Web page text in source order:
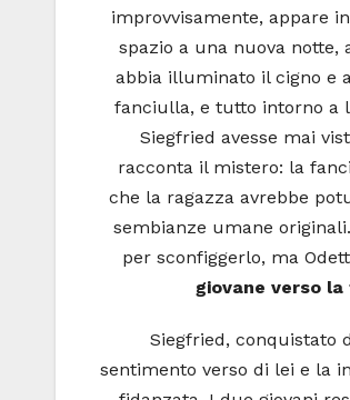
improvvisamente, appare
spazio a una nuova
abbia illuminato il cigno e
fanciulla, e tutto intorno a
Siegfried avesse mai
racconta il mistero: la
che la ragazza avrebbe
sembianze umane
per sconfiggerlo, ma
giovane verso
Siegfried, conquistato
sentimento verso di lei e la